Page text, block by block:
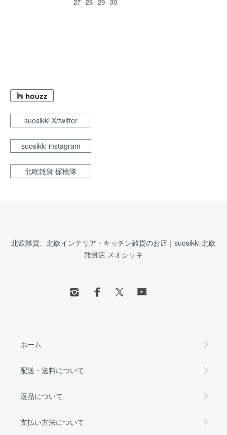
suosikki X/twitter
suosikki instagram
北欧雑貨 探検隊
北欧雑貨、北欧インテリア・キッチン雑貨のお店｜suosikki 北欧
雑貨店 スオシッキ
ホーム
配送・送料について
返品について
支払い方法について